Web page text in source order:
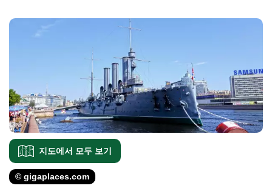
지도에서 모두 보기
© gigaplaces.com